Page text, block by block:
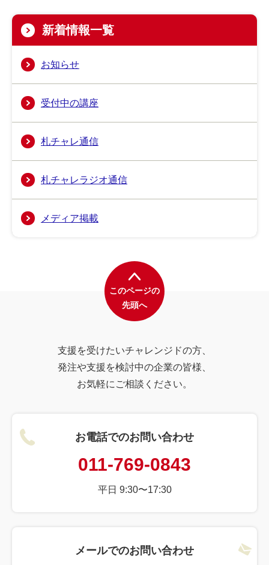
新着情報一覧
お知らせ
受付中の講座
札チャレ通信
札チャレラジオ通信
メディア掲載
このページの
先頭へ
支援を受けたいチャレンジドの方、
発注や支援を検討中の企業の皆様、
お気軽にご相談ください。
お電話でのお問い合わせ
011-769-0843
平日 9:30〜17:30
メールでのお問い合わせ